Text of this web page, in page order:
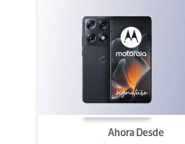
Ahora Desde